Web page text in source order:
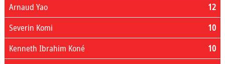
12
Arnaud Yao
10
Severin Komi
10
Kenneth Ibrahim Koné